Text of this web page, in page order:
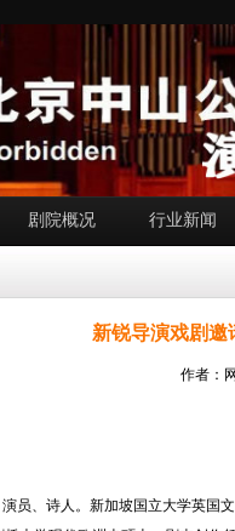
剧院概况 行业新闻
新锐导演戏剧邀
作者：
员、诗人。新加坡国立大学英